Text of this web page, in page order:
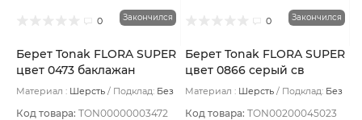
0 Закончился
Берет Tonak FLORA SUPER
цвет 0473 баклажан
Материал : Шерсть Подклад: Без
Код товара: TON00000003472
0 Закончился
Берет Tonak FLORA SUPER
цвет 0866 серый св
Материал : Шерсть Подклад: Без
Код товара: TON00200045023